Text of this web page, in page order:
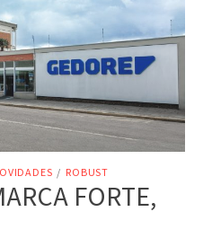
/ ROBUST
FORTE,